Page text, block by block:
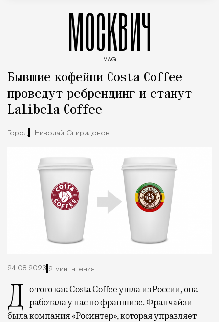
МОСКВИЧ
MAG
Бывшие кофейни Costa Coffee
проведут ребрендинг и станут
Lalibela Coffee
Город Николай Спиридонов
24.08.2023 2 мин. чтения
До того как Costa Coffee ушла из России, она работала у нас по франшизе. Франчайзи
была компания «Росинтер», которая управляет